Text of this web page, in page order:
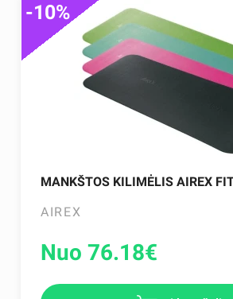
MANKŠTOS KILIMĖLIS AIREX
AIREX
-10%
Nuo 76.18€